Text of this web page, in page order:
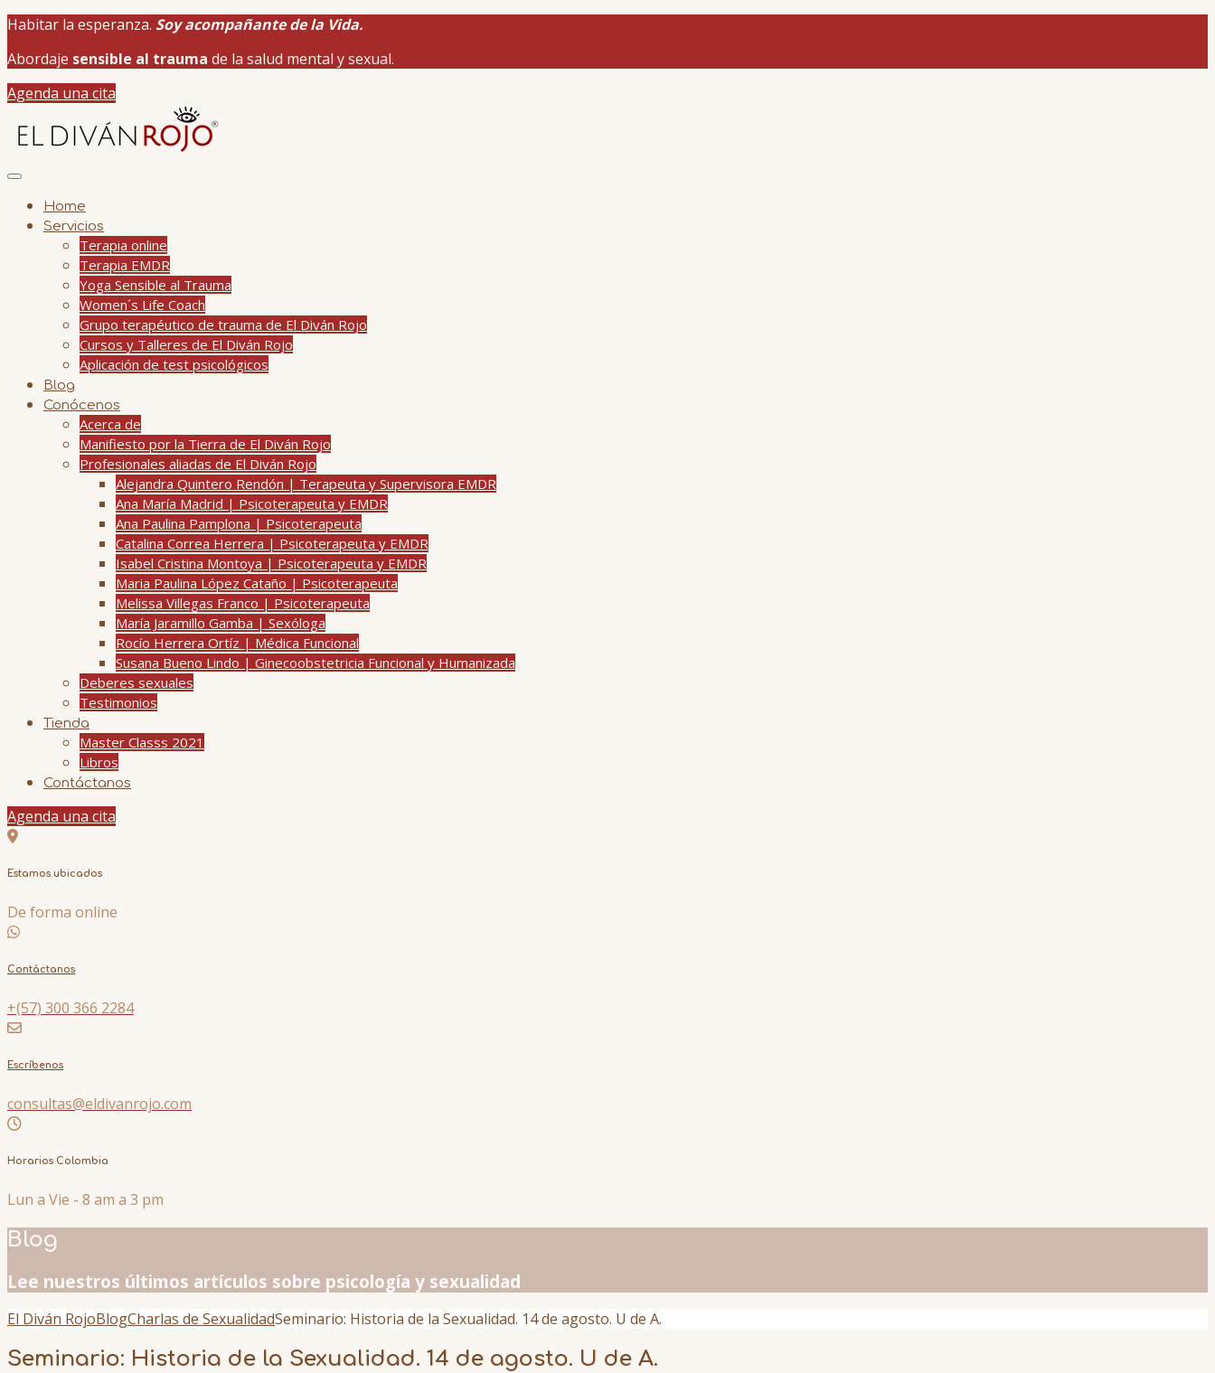
Habitar la esperanza. Soy acompañante de la Vida.
Abordaje sensible al trauma de la salud mental y sexual.
Agenda una cita
Home
Servicios
Terapia online
Terapia EMDR
Yoga Sensible al Trauma
Women´s Life Coach
Grupo terapéutico de trauma de El Diván Rojo
Cursos y Talleres de El Diván Rojo
Aplicación de test psicológicos
Blog
Conócenos
Acerca de
Manifiesto por la Tierra de El Diván Rojo
Profesionales aliadas de El Diván Rojo
Alejandra Quintero Rendón | Terapeuta y Supervisora EMDR
Ana María Madrid | Psicoterapeuta y EMDR
Ana Paulina Pamplona | Psicoterapeuta
Catalina Correa Herrera | Psicoterapeuta y EMDR
Isabel Cristina Montoya | Psicoterapeuta y EMDR
Maria Paulina López Cataño | Psicoterapeuta
Melissa Villegas Franco | Psicoterapeuta
María Jaramillo Gamba | Sexóloga
Rocío Herrera Ortíz | Médica Funcional
Susana Bueno Lindo | Ginecoobstetricia Funcional y Humanizada
Deberes sexuales
Testimonios
Tienda
Master Classs 2021
Libros
Contáctanos
Agenda una cita
Estamos ubicados
De forma online
Contáctanos
+(57) 300 366 2284
Escríbenos
consultas@eldivanrojo.com
Horarios Colombia
Lun a Vie - 8 am a 3 pm
Blog
Lee nuestros últimos artículos sobre psicología y sexualidad
El Diván RojoBlogCharlas de SexualidadSeminario: Historia de la Sexualidad. 14 de agosto. U de A.
Seminario: Historia de la Sexualidad. 14 de agosto. U de A.